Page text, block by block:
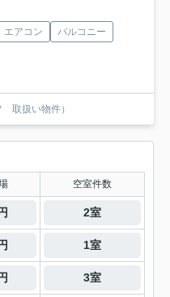
エアコン
バルコニー
取扱い物件）
空室件数
2室
1室
3室